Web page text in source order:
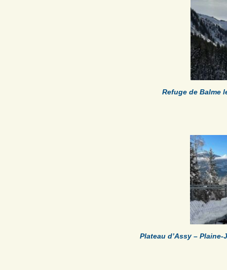
Refuge de Balme
Plateau d’Assy –